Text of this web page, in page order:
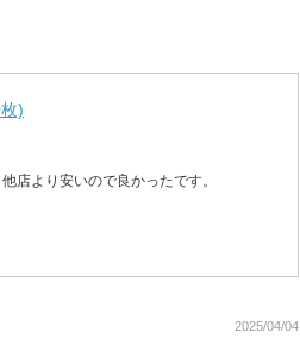
)
店より安いので良かったです。
2025/04/04